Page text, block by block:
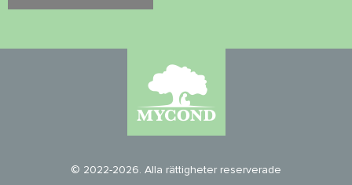
© 2022-2026. Alla rättigheter reserverade